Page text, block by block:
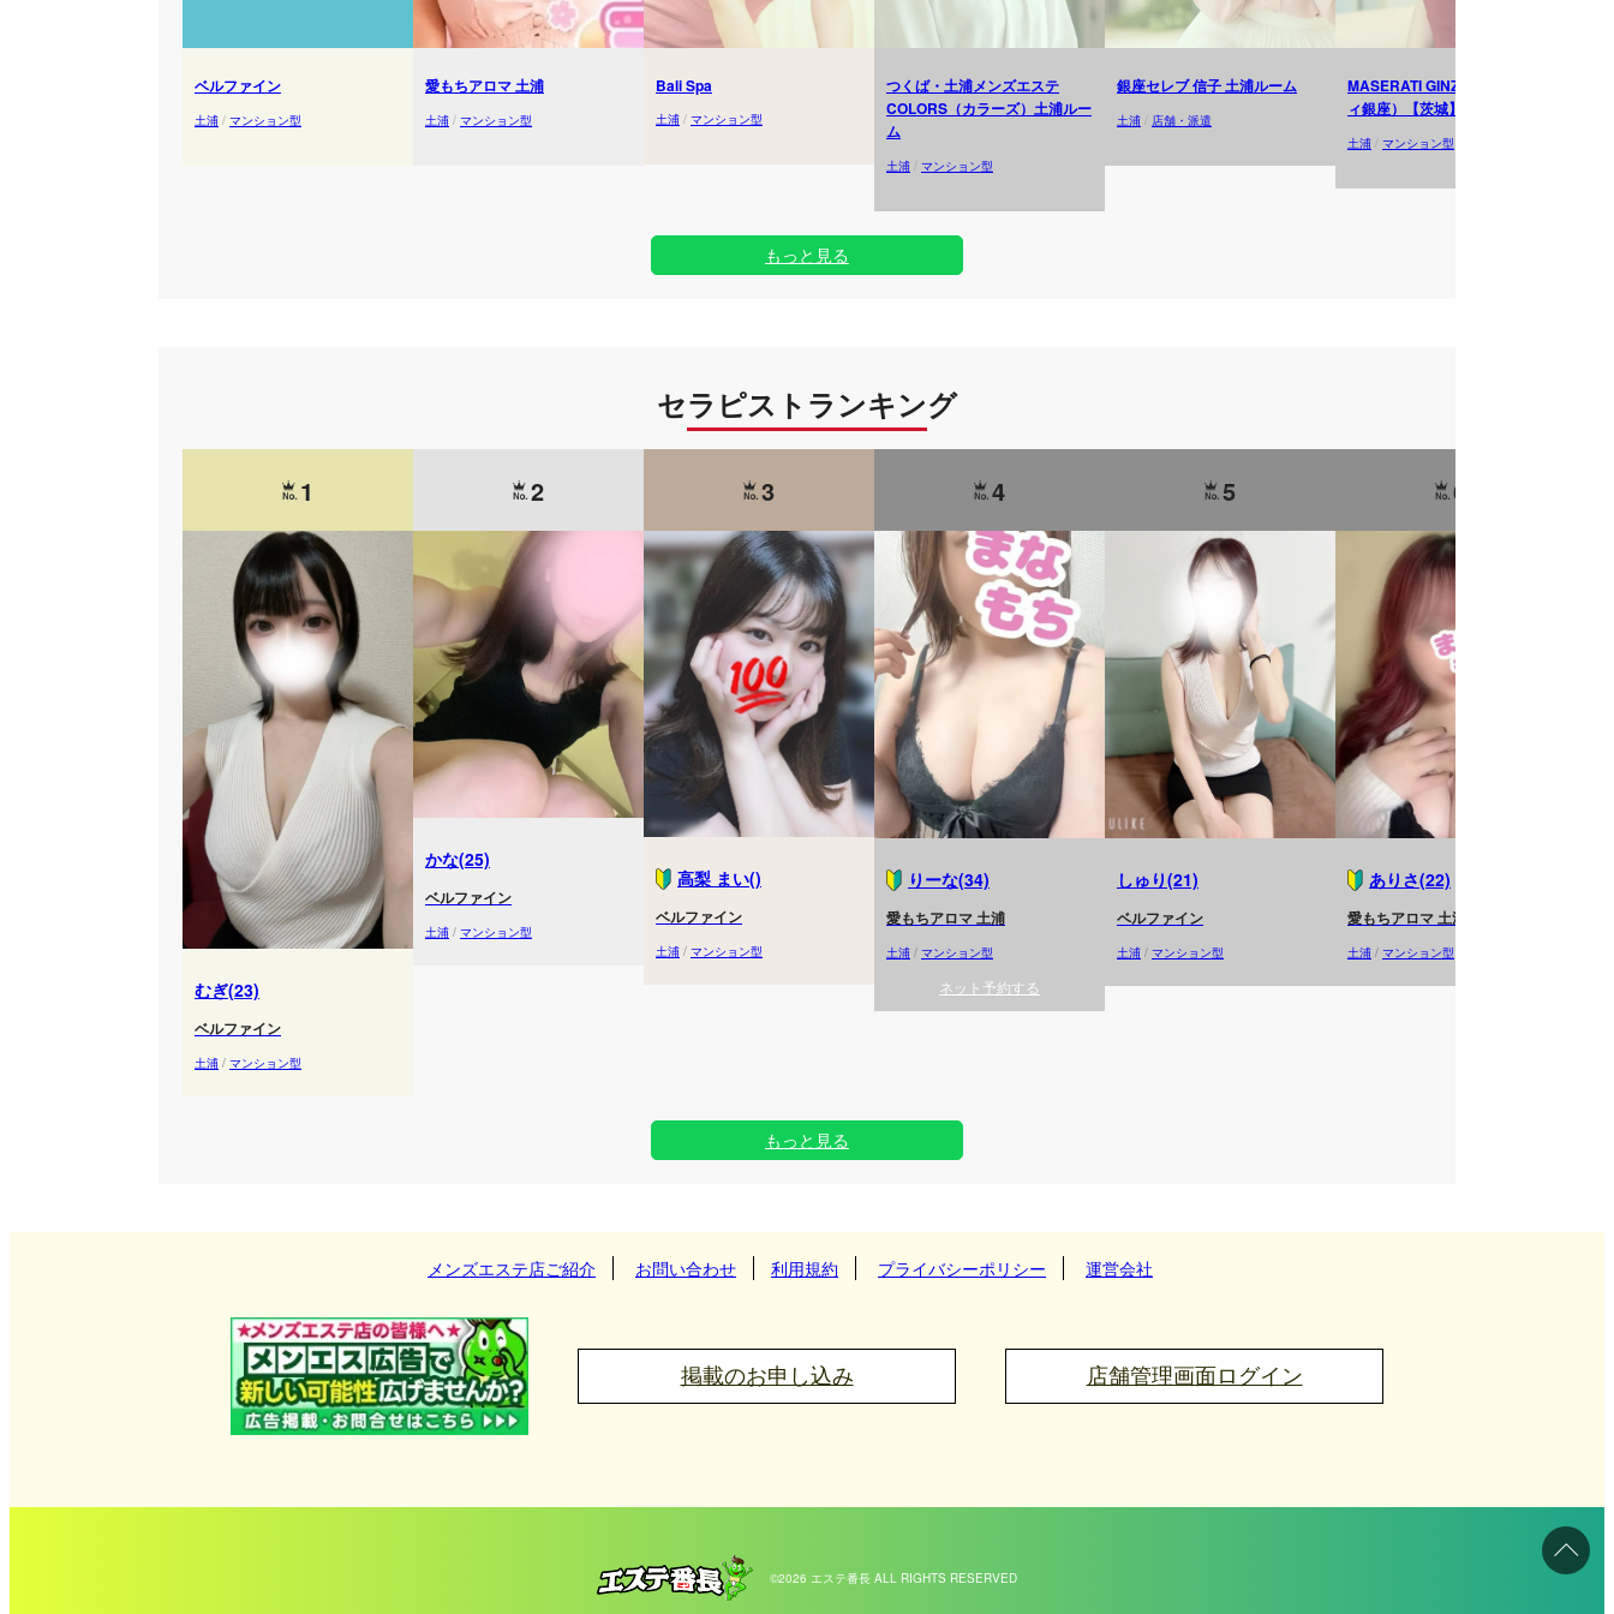
ベルファイン
土浦 / マンション型
愛もちアロマ 土浦
土浦 / マンション型
Bali Spa
土浦 / マンション型
つくば・土浦メンズエステ
COLORS（カラーズ）土浦ルー
ム
土浦 / マンション型
銀座セレブ 信子 土浦ルーム
土浦 / 店舗・派遣
MASERATI GINZA（マセラテ
ィ銀座）【茨城】土浦ルーム
土浦 / マンション型
もっと見る
セラピストランキング
1
むぎ(23)
ベルファイン
土浦 / マンション型
2
かな(25)
ベルファイン
土浦 / マンション型
3
高梨 まい()
ベルファイン
土浦 / マンション型
4
りーな(34)
愛もちアロマ 土浦
土浦 / マンション型
ネット予約する
5
しゅり(21)
ベルファイン
土浦 / マンション型
6
ありさ(22)
愛もちアロマ 土浦
土浦 / マンション型
もっと見る
メンズエステ店ご紹介 お問い合わせ 利用規約 プライバシーポリシー 運営会社
掲載のお申し込み 店舗管理画面ログイン
©2026 エステ番長 ALL RIGHTS RESERVED